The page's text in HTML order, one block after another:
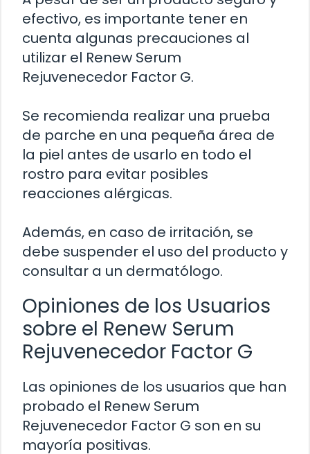
efectivo, es importante tener en
cuenta algunas precauciones al
utilizar el Renew Serum
Rejuvenecedor Factor G.
Se recomienda realizar una prueba
de parche en una pequeña área de
la piel antes de usarlo en todo el
rostro para evitar posibles
reacciones alérgicas.
Además, en caso de irritación, se
debe suspender el uso del producto y
consultar a un dermatólogo.
Opiniones de los Usuarios
sobre el Renew Serum
Rejuvenecedor Factor G
Las opiniones de los usuarios que han
probado el Renew Serum
Rejuvenecedor Factor G son en su
mayoría positivas.